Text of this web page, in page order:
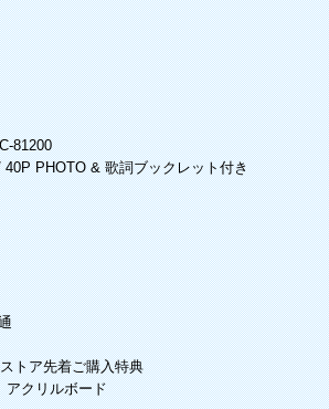
81200
PHOTO & 歌詞ブックレット付き
トア先着ご購入特典
アクリルボード